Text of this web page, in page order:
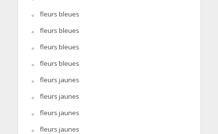
fleurs bleues
fleurs bleues
fleurs bleues
fleurs bleues
fleurs jaunes
fleurs jaunes
fleurs jaunes
fleurs jaunes